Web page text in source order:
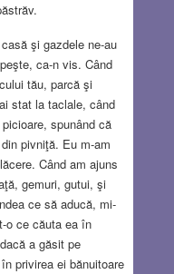
şi gazdele ne-au
ca-n vis. Când
tău, parcă şi
stat la taclale, când
spunând că
pivniţă. Eu m-am
Când am ajuns
gemuri, gutui, şi
ce să aducă, mi-
o ce căuta ea în
a găsit pe
privirea ei bănuitoare